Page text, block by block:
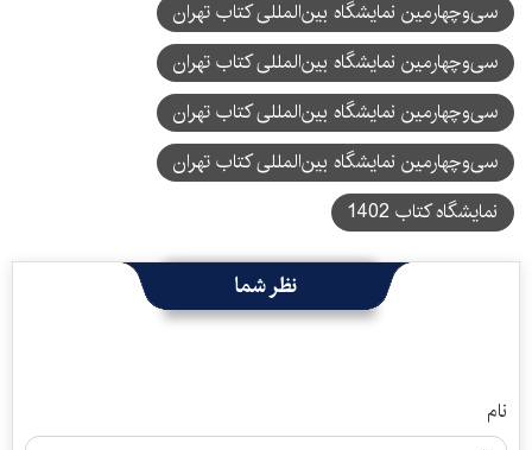
سی‌و‌چهارمین نمایشگاه بین‌المللی کتاب تهران
سی‌وچهارمین نمایشگاه بین‌المللی کتاب تهران
سی‌وچهارمین نمایشگاه بین‌المللی کتاب تهران
سی‌‌وچهارمین نمایشگاه بین‌المللی کتاب تهران
نمایشگاه کتاب 1402
نظر شما
نام